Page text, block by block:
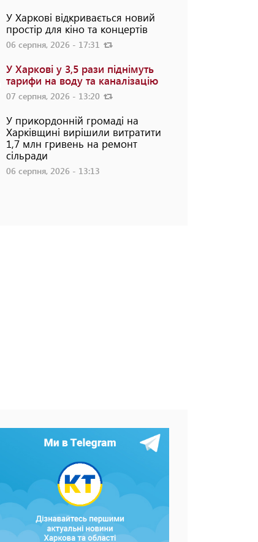
У Харкові відкривається новий
простір для кіно та концертів
06 серпня, 2026 - 17:31
У Харкові у 3,5 рази піднімуть
тарифи на воду та каналізацію
07 серпня, 2026 - 13:20
У прикордонній громаді на
Харківщині вирішили витратити
1,7 млн гривень на ремонт
сільради
06 серпня, 2026 - 13:13